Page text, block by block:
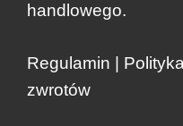
handlowego.
Regulamin |
zwrotów